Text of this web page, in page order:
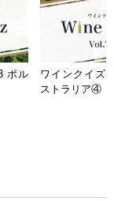
ポル
ワインクイズ
ストラリア④